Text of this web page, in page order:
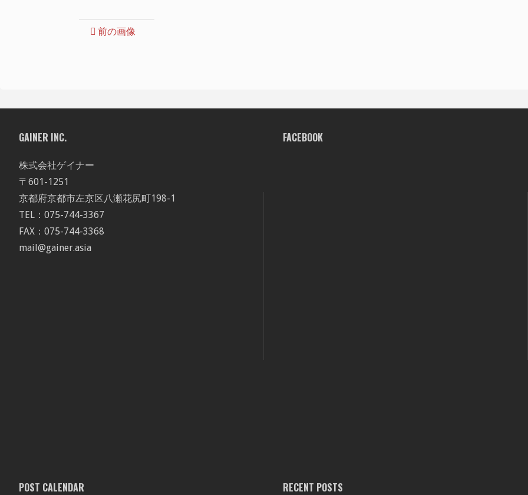
前の画像
GAINER INC.
株式会社ゲイナー
〒601-1251
京都府京都市左京区八瀬花尻町198-1
TEL：075-744-3367
FAX：075-744-3368
mail@gainer.asia
FACEBOOK
POST CALENDAR RECENT POSTS